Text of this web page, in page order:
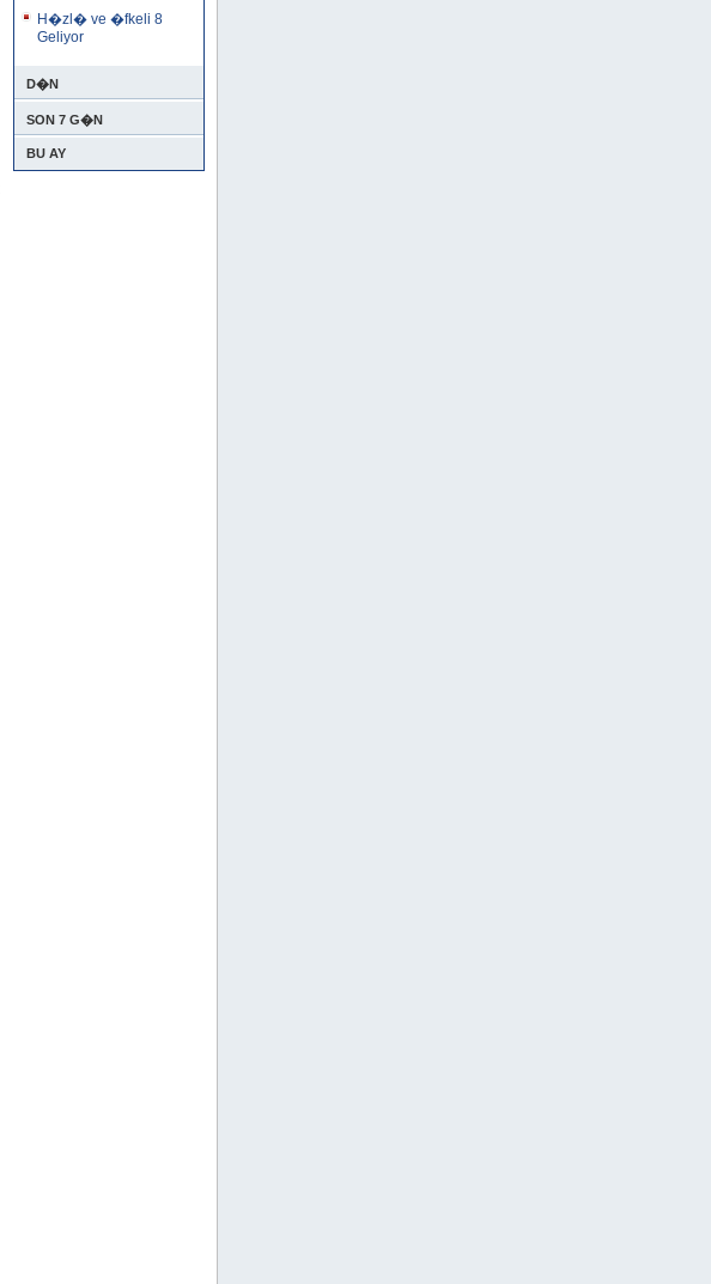
H�zl� ve �fkeli 8
Geliyor
D�N
SON 7 G�N
BU AY